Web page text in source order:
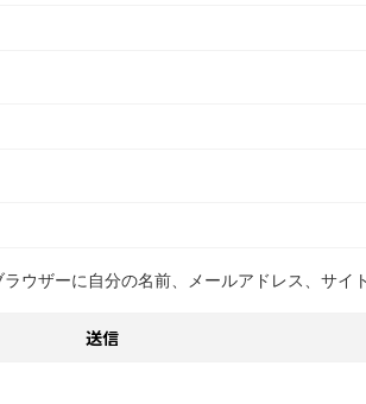
ウザーに自分の名前、メールアドレス、サイ